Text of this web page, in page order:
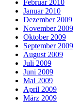
Februar 2010
Januar 2010
Dezember 2009
November 2009
Oktober 2009
September 2009
August 2009
Juli 2009
Juni 2009
Mai 2009
April 2009
März 2009